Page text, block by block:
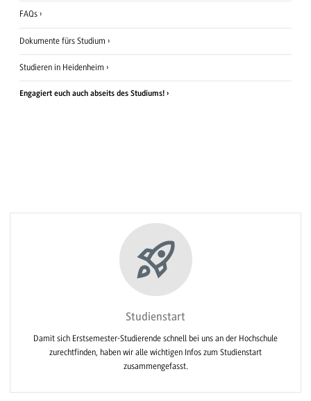
FAQs
Dokumente fürs Studium
Studieren in Heidenheim
Engagiert euch auch abseits des Studiums!
Studienstart
Damit sich Erstsemester-Studierende schnell bei uns an der Hochschule
zurechtfinden, haben wir alle wichtigen Infos zum Studienstart
zusammengefasst.